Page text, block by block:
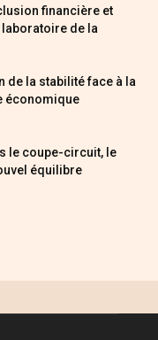
financière et
de la
de la stabilité face à la
économique
le coupe-circuit, le
équilibre